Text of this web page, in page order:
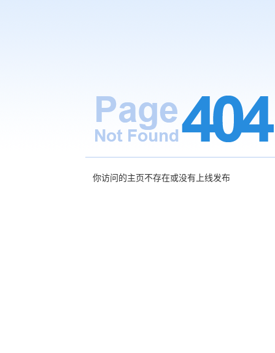
你访问的主页不存在或没有上线发布